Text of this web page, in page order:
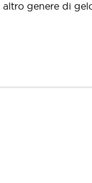
genere di